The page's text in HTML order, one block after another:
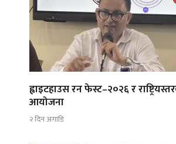
ह्वाइटहाउस रन फेस्ट–२०२६ र
आयोजना
२ दिन अगाडि